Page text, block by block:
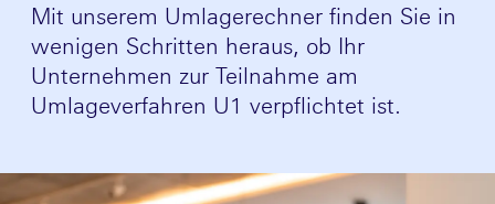
Mit unserem Umlagerechner finden Sie in
wenigen Schritten heraus, ob Ihr
Unternehmen zur Teilnahme am
Umlageverfahren U1 verpflichtet ist.